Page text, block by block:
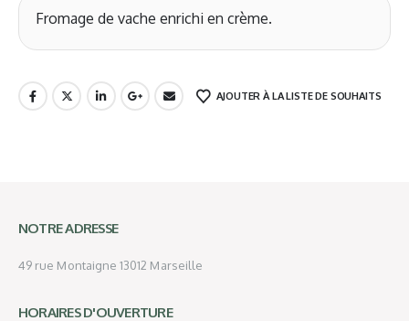
Fromage de vache enrichi en crème.
AJOUTER À LA LISTE DE SOUHAITS
NOTRE ADRESSE
49 rue Montaigne 13012 Marseille
HORAIRES D'OUVERTURE